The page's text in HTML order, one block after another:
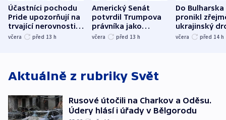
Účastníci pochodu
Pride upozorňují na
trvající nerovnosti i
společenskou
včera před 13 h
Americký Senát
potvrdil Trumpova
právníka jako
ministra
včera před 13 h
Do Bulharska
pronikl
ukrajinský
explodoval
včera před 14 h
Aktuálně z rubriky Svět
Rusové útočili na Charkov a Oděsu.
Údery hlásí i úřady v Bělgorodu